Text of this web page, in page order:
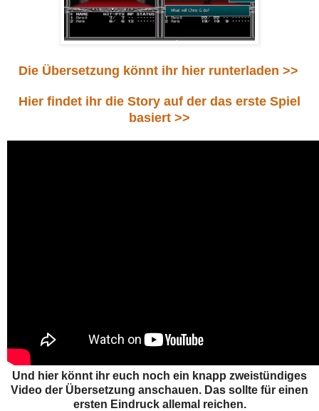
Die Übersetzung könnt ihr hier runterladen >>
Hier findet ihr die Story auf der das erste Spiel
basiert >>
Und hier könnt ihr euch noch ein knapp zweistündiges
Video der Übersetzung anschauen. Das sollte für einen
ersten Eindruck allemal reichen.